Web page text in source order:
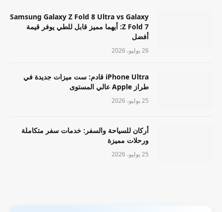
Samsung Galaxy Z Fold 8 Ultra vs Galaxy
Z Fold 7: أيهما مميز قابل للطي يوفر قيمة
أفضل
26 يوليو، 2026
iPhone Ultra قادم: ست ميزات جديدة في
طراز Apple عالي المستوى
25 يوليو، 2026
أركان للسياحة والسفر: خدمات سفر متكاملة
ورحلات مميزة
25 يوليو، 2026